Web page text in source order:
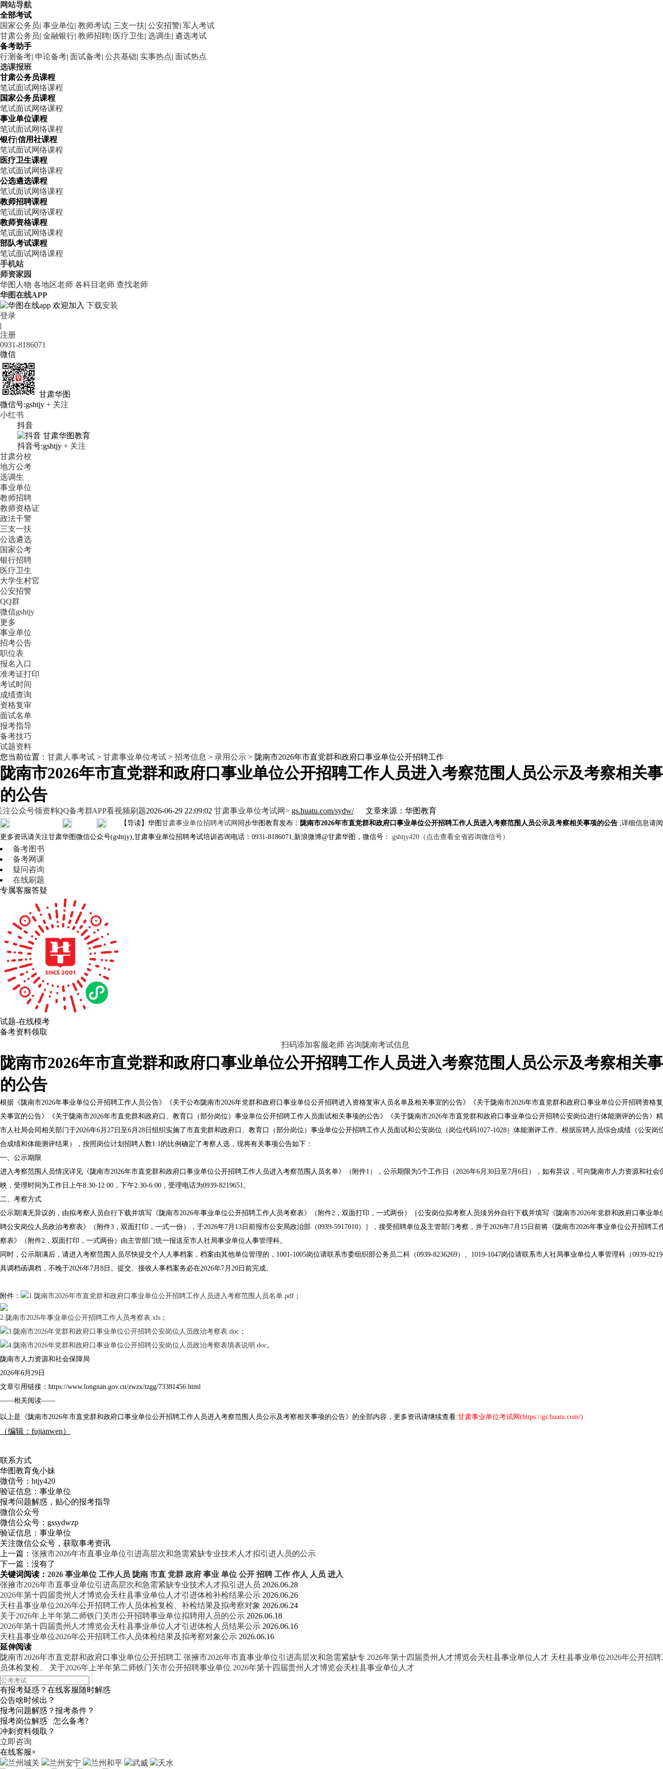
网站导航
全部考试
国家公务员| 事业单位| 教师考试| 三支一扶| 公安招警| 军人考试
甘肃公务员| 金融银行| 教师招聘| 医疗卫生| 选调生| 遴选考试
备考助手
行测备考| 申论备考| 面试备考| 公共基础| 实事热点| 面试热点
选课报班
甘肃公务员课程
笔试面试网络课程
国家公务员课程
笔试面试网络课程
事业单位课程
笔试面试网络课程
银行|信用社课程
笔试面试网络课程
医疗卫生课程
笔试面试网络课程
公选遴选课程
笔试面试网络课程
教师招聘课程
笔试面试网络课程
教师资格课程
笔试面试网络课程
部队考试课程
笔试面试网络课程
手机站
师资家园
华图人物 各地区老师 各科目老师 查找老师
华图在线APP
欢迎加入 下载安装
登录
|
注册
0931-8186071
微信
甘肃华图
微信号:gshtjy + 关注
小红书
抖音
甘肃华图教育
抖音号:gshtjy + 关注
甘肃分校
地方公考
选调生
事业单位
教师招聘
教师资格证
政法干警
三支一扶
公选遴选
国家公考
银行招聘
医疗卫生
大学生村官
公安招警
QQ群
微信gshtjy
更多
事业单位
招考公告
职位表
报名入口
准考证打印
考试时间
成绩查询
资格复审
面试名单
报考指导
备考技巧
试题资料
您当前位置： 甘肃人事考试 > 甘肃事业单位考试 > 招考信息 > 录用公示 > 陇南市2026年市直党群和政府口事业单位公开招聘工作
陇南市2026年市直党群和政府口事业单位公开招聘工作人员进入考察范围人员公示及考察相关
的公告
2026-06-29 22:09:02 甘肃事业单位考试网> gs.huatu.com/sydw/
注公众号领资料QQ备考群APP看视频刷题 文章来源：华图教育
【导读】华图 甘肃事业单位招聘考试网 同步华图教育发布： 陇南市2026年市直党群和政府口事业单位公开招聘工作人员进入考察范围人员公示及考察相关事项的公告 ,详细信息请
更多资讯请关注甘肃华图微信公众号(gshtjy),甘肃事业单位招聘考试培训咨询电话：0931-8186071,新浪微博@甘肃华图，微信号： gshtjy420（点击查看全省咨询微信号）
备考图书
备考网课
疑问咨询
在线刷题
专属客服答疑
试题-在线模考
备考资料领取
扫码添加客服老师 咨询陇南考试信息
陇南市2026年市直党群和政府口事业单位公开招聘工作人员进入考察范围人员公示及考察相关
的公告
根据《陇南市2026年事业单位公开招聘工作人员公告》《关于公布陇南市2026年党群和政府口事业单位公开招聘进入资格复审人员名单及相关事宜的公告》《关于陇南市2026年市直党群和政府口事业单位公开招聘资格
关事宜的公告》《关于陇南市2026年市直党群和政府口、教育口（部分岗位）事业单位公开招聘工作人员面试相关事项的公告》《关于陇南市2026年市直党群和政府口事业单位公开招聘公安岗位进行体能测评的公告》
市人社局会同相关部门于2026年6月27日至6月28日组织实施了市直党群和政府口、教育口（部分岗位）事业单位公开招聘工作人员面试和公安岗位（岗位代码1027-1028）体能测评工作。根据应聘人员综合成绩（公安岗
合成绩和体能测评结果），按照岗位计划招聘人数1:1的比例确定了考察人选，现将有关事项公告如下：
一、公示期限
进入考察范围人员情况详见《陇南市2026年市直党群和政府口事业单位公开招聘工作人员进入考察范围人员名单》（附件1），公示期限为5个工作日（2026年6月30日至7月6日），如有异议，可向陇南市人力资源和社会
映，受理时间为工作日上午8:30-12:00，下午2:30-6:00，受理电话为0939-8219651。
二、考察方式
公示期满无异议的，由拟考察人员自行下载并填写《陇南市2026年事业单位公开招聘工作人员考察表》（附件2，双面打印，一式两份）［公安岗位拟考察人员须另外自行下载并填写《陇南市2026年党群和政府口事业单
聘公安岗位人员政治考察表》（附件3，双面打印，一式一份），于2026年7月13日前报市公安局政治部（0939-5917010）］，接受招聘单位及主管部门考察，并于2026年7月15日前将《陇南市2026年事业单位公开招聘工
察表》（附件2，双面打印，一式两份）由主管部门统一报送至市人社局事业单位人事管理科。
同时，公示期满后，请进入考察范围人员尽快提交个人人事档案，档案由其他单位管理的，1001-1005岗位请联系市委组织部公务员二科（0939-8236269）、1019-1047岗位请联系市人社局事业单位人事管理科（0939-
具调档函调档，不晚于2026年7月8日。提交、接收人事档案务必在2026年7月20日前完成。
附件： 1.陇南市2026年市直党群和政府口事业单位公开招聘工作人员进入考察范围人员名单.pdf ；
2.陇南市2026年事业单位公开招聘工作人员考察表.xls ；
3.陇南市2026年党群和政府口事业单位公开招聘公安岗位人员政治考察表.doc ；
4.陇南市2026年党群和政府口事业单位公开招聘公安岗位人员政治考察表填表说明.doc。
陇南市人力资源和社会保障局
2026年6月29日
文章引用链接：https://www.longnan.gov.cn/zwzx/tzgg/73381456.html
——相关阅读——
以上是《陇南市2026年市直党群和政府口事业单位公开招聘工作人员进入考察范围人员公示及考察相关事项的公告》的全部内容，更多资讯请继续查看:甘肃事业单位考试网(https://gs.huatu.com/)
（编辑：fujianwen）
联系方式
华图教育兔小妹
微信号： htjy420
验证信息：事业单位
报考问题解惑，贴心的报考指导
微信公众号
微信公众号： gssydwzp
验证信息：事业单位
关注微信公众号，获取事考资讯
上一篇： 张掖市2026年市直事业单位引进高层次和急需紧缺专业技术人才拟引进人员的公示
下一篇：没有了
关键词阅读： 2026 事业单位 工作人员 陇南 市直 党群 政府 事业 单位 公开 招聘 工作 作人 人员 进入
张掖市2026年市直事业单位引进高层次和急需紧缺专业技术人才拟引进人员 2026.06.28
2026年第十四届贵州人才博览会天柱县事业单位人才引进体检补检结果公示 2026.06.26
天柱县事业单位2026年公开招聘工作人员体检复检、补检结果及拟考察对象 2026.06.24
关于2026年上半年第二师铁门关市公开招聘事业单位拟聘用人员的公示 2026.06.18
2026年第十四届贵州人才博览会天柱县事业单位人才引进体检人员结果公示 2026.06.16
天柱县事业单位2026年公开招聘工作人员体检结果及拟考察对象公示 2026.06.16
延伸阅读
陇南市2026年市直党群和政府口事业单位公开招聘工 张掖市2026年市直事业单位引进高层次和急需紧缺专 2026年第十四届贵州人才博览会天柱县事业单位人才 天柱县事业单位2026年公开招
员体检复检、
关于2026年上半年第二师铁门关市公开招聘事业单位 2026年第十四届贵州人才博览会天柱县事业单位人才
有报考疑惑？在线客服随时解惑
公告啥时候出？
报考问题解惑？报考条件？
报考岗位解惑 怎么备考?
冲刺资料领取？
立即咨询
在线客服×
兰州城关
兰州安宁 兰州和平 武威 天水